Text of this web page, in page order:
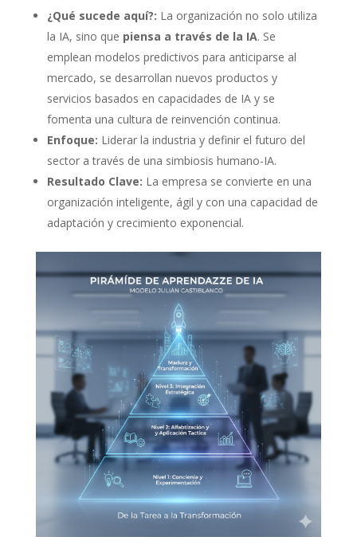
¿Qué sucede aquí?: La organización no solo utiliza
la IA, sino que piensa a través de la IA. Se
emplean modelos predictivos para anticiparse al
mercado, se desarrollan nuevos productos y
servicios basados en capacidades de IA y se
fomenta una cultura de reinvención continua.
Enfoque: Liderar la industria y definir el futuro del
sector a través de una simbiosis humano-IA.
Resultado Clave: La empresa se convierte en una
organización inteligente, ágil y con una capacidad de
adaptación y crecimiento exponencial.